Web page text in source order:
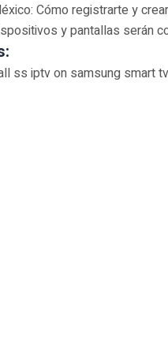
Cómo registrarte y
y pantallas serán
ss iptv on samsung smart tv